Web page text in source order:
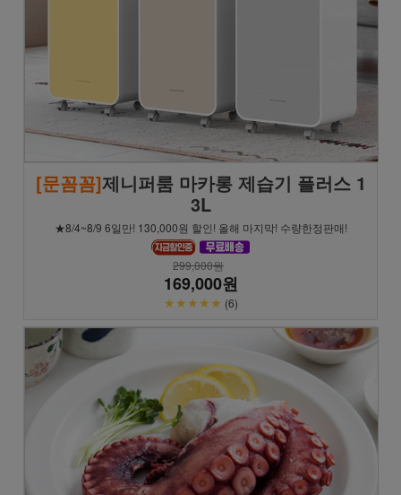
[문꼼꼼]제니퍼룸 마카롱 제습기 플러스 1
3L
★8/4~8/9 6일만! 130,000원 할인! 올해 마지막! 수량한정판매!
299,000원
169,000원
★★★★★ (6)